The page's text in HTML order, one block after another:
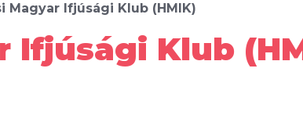
Magyar Ifjúsági Klub (HMIK)
Ifjúsági Klub